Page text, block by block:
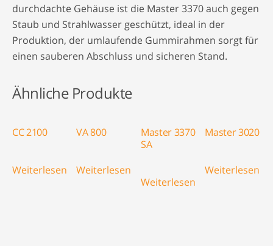
durchdachte Gehäuse ist die Master 3370 auch gegen
Staub und Strahlwasser geschützt, ideal in der
Produktion, der umlaufende Gummirahmen sorgt für
einen sauberen Abschluss und sicheren Stand.
Ähnliche Produkte
CC 2100
Weiterlesen
VA 800
Weiterlesen
Master 3370
SA
Weiterlesen
Master 3020
Weiterlesen